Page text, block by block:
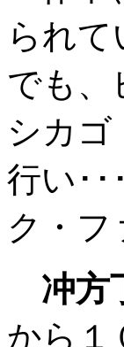
られ
でも、
シカゴ
行い･
ク・
冲方
から１